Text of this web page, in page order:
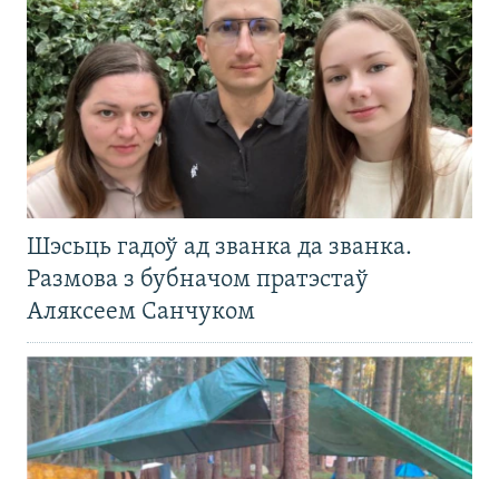
Шэсьць гадоў ад званка да званка.
Размова з бубначом пратэстаў
Аляксеем Санчуком